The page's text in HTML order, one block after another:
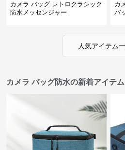
カメラ バッグ レトロクラシック
防水メッセンジャー
カ
バ
人気アイテム
カメラ バッグ防水の新着アイテム